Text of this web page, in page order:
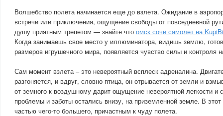
Волшебство полета начинается еще до взлета. Ожидание в
встречи или приключения, ощущение свободы от повседневной
душу приятным трепетом — знайте что омск сочи самолет на
Когда занимаешь свое место у иллюминатора, видишь землю,
размеров игрушечного мира, появляется чувство силы и контроля
Сам момент взлета – это невероятный всплеск адреналина.
разгоняется, и вдруг, словно птица, он отрывается от земли и
от земного к воздушному дарит ощущение невероятной легкости и
проблемы и заботы остались внизу, на приземленной земле. В
частью чего-то большего, причастным к чуду полета.